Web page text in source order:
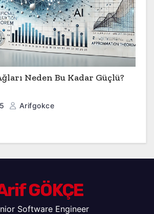
Neden Bu Kadar Güçlü?
Arifgokce
GÖKÇE
Software Engineer